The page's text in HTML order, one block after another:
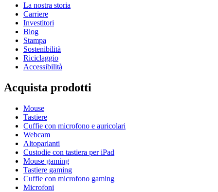
La nostra storia
Carriere
Investitori
Blog
Stampa
Sostenibilità
Riciclaggio
Accessibilità
Acquista prodotti
Mouse
Tastiere
Cuffie con microfono e auricolari
Webcam
Altoparlanti
Custodie con tastiera per iPad
Mouse gaming
Tastiere gaming
Cuffie con microfono gaming
Microfoni